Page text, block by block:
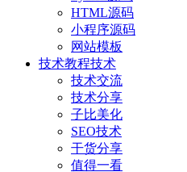
HTML源码
小程序源码
网站模板
技术教程技术
技术交流
技术分享
子比美化
SEO技术
干货分享
值得一看